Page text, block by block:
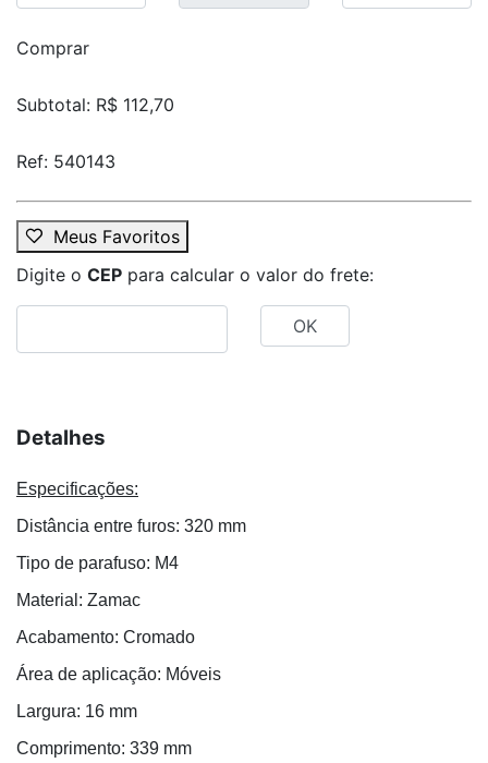
Comprar
Subtotal: R$ 112,70
Ref: 540143
Meus Favoritos
Digite o CEP para calcular o valor do frete:
OK
Detalhes
Especificações:
Distância entre furos: 320 mm
Tipo de parafuso: M4
Material: Zamac
Acabamento: Cromado
Área de aplicação: Móveis
Largura: 16 mm
Comprimento: 339 mm